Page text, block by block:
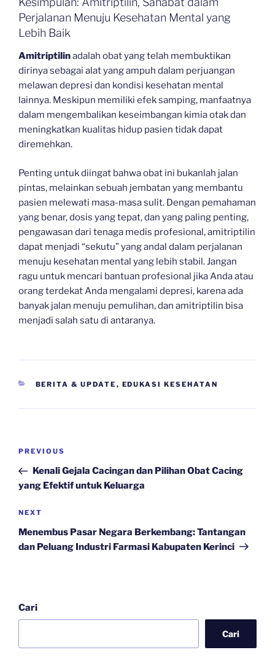
Perjalanan Menuju Kesehatan Mental yang
Lebih Baik
Amitriptilinadalah obat yang telah membuktikan
dirinya sebagai alat yang ampuh dalam perjuangan
melawan depresi dan kondisi kesehatan mental
lainnya. Meskipun memiliki efek samping, manfaatnya
dalam mengembalikan keseimbangan kimia otak dan
meningkatkan kualitas hidup pasien tidak dapat
diremehkan.
Penting untuk diingat bahwa obat ini bukanlah jalan
pintas, melainkan sebuah jembatan yang membantu
pasien melewati masa-masa sulit. Dengan pemahaman
yang benar, dosis yang tepat, dan yang paling penting,
pengawasan dari tenaga medis profesional, amitriptilin
dapat menjadi “sekutu” yang andal dalam perjalanan
menuju kesehatan mental yang lebih stabil. Jangan
ragu untuk mencari bantuan profesional jika Anda atau
orang terdekat Anda mengalami depresi, karena ada
banyak jalan menuju pemulihan, dan amitriptilin bisa
menjadi salah satu di antaranya.
CATEGORIES
BERITA & UPDATE , EDUKASI KESEHATAN
Navigasi
Previous
Post
PREVIOUS
Kenali Gejala Cacingan dan Pilihan Obat Cacing
yang Efektif untuk Keluarga
Next
Post
NEXT
Menembus Pasar Negara Berkembang: Tantangan
dan Peluang Industri Farmasi Kabupaten Kerinci
Cari
Cari